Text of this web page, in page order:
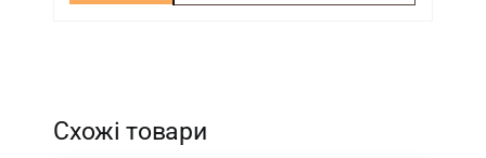
Схожі товари